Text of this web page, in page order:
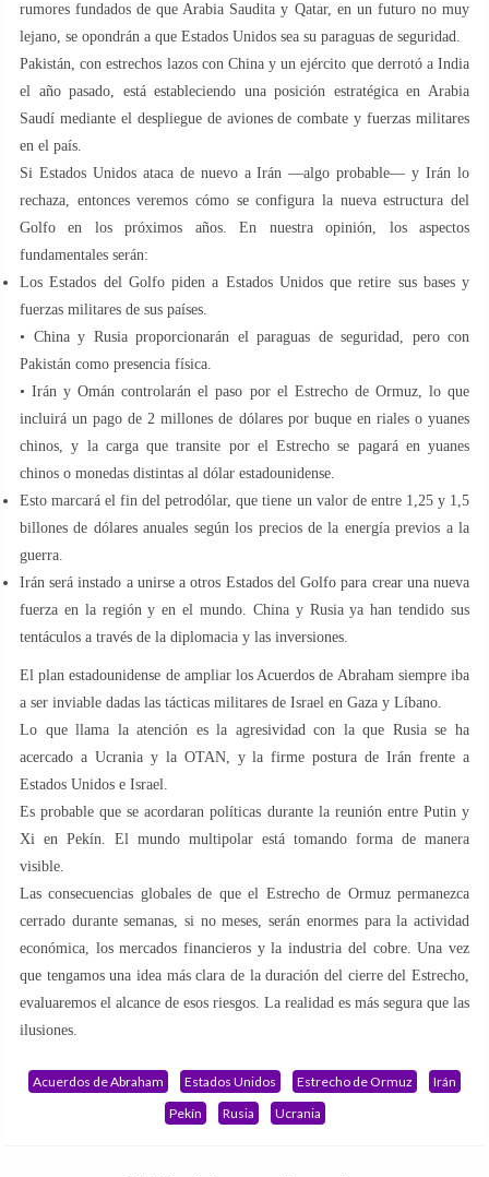
rumores fundados de que Arabia Saudita y Qatar, en un futuro no muy
lejano, se opondrán a que Estados Unidos sea su paraguas de seguridad.
Pakistán, con estrechos lazos con China y un ejército que derrotó a India
el año pasado, está estableciendo una posición estratégica en Arabia
Saudí mediante el despliegue de aviones de combate y fuerzas militares
en el país.
Si Estados Unidos ataca de nuevo a Irán —algo probable— y Irán lo
rechaza, entonces veremos cómo se configura la nueva estructura del
Golfo en los próximos años. En nuestra opinión, los aspectos
fundamentales serán:
Los Estados del Golfo piden a Estados Unidos que retire sus bases y
fuerzas militares de sus países.
• China y Rusia proporcionarán el paraguas de seguridad, pero con
Pakistán como presencia física.
• Irán y Omán controlarán el paso por el Estrecho de Ormuz, lo que
incluirá un pago de 2 millones de dólares por buque en riales o yuanes
chinos, y la carga que transite por el Estrecho se pagará en yuanes
chinos o monedas distintas al dólar estadounidense.
Esto marcará el fin del petrodólar, que tiene un valor de entre 1,25 y 1,5
billones de dólares anuales según los precios de la energía previos a la
guerra.
Irán será instado a unirse a otros Estados del Golfo para crear una nueva
fuerza en la región y en el mundo. China y Rusia ya han tendido sus
tentáculos a través de la diplomacia y las inversiones.
El plan estadounidense de ampliar los Acuerdos de Abraham siempre iba
a ser inviable dadas las tácticas militares de Israel en Gaza y Líbano.
Lo que llama la atención es la agresividad con la que Rusia se ha
acercado a Ucrania y la OTAN, y la firme postura de Irán frente a
Estados Unidos e Israel.
Es probable que se acordaran políticas durante la reunión entre Putin y
Xi en Pekín. El mundo multipolar está tomando forma de manera
visible.
Las consecuencias globales de que el Estrecho de Ormuz permanezca
cerrado durante semanas, si no meses, serán enormes para la actividad
económica, los mercados financieros y la industria del cobre. Una vez
que tengamos una idea más clara de la duración del cierre del Estrecho,
evaluaremos el alcance de esos riesgos. La realidad es más segura que las
ilusiones.
Acuerdos de Abraham Estados Unidos Estrecho de Ormuz
Irán
Pekín
Rusia Ucrania